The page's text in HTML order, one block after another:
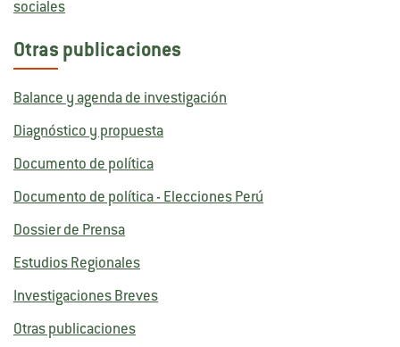
sociales
Otras publicaciones
Balance y agenda de investigación
Diagnóstico y propuesta
Documento de política
Documento de política - Elecciones Perú
Dossier de Prensa
Estudios Regionales
Investigaciones Breves
Otras publicaciones